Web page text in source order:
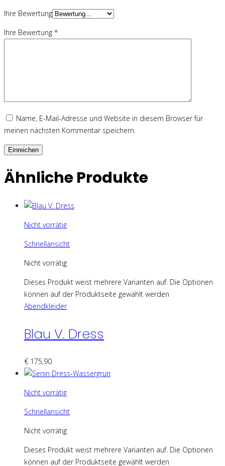
Ihre Bewertung
Ihre Bewertung *
Name, E-Mail-Adresse und Website in diesem Browser für
meinen nächsten Kommentar speichern.
Ähnliche Produkte
Nicht vorrätig
Schnellansicht
Nicht vorrätig
Dieses Produkt weist mehrere Varianten auf. Die Optionen
können auf der Produktseite gewählt werden
Abendkleider
Blau V. Dress
€ 175,90
Nicht vorrätig
Schnellansicht
Nicht vorrätig
Dieses Produkt weist mehrere Varianten auf. Die Optionen
können auf der Produktseite gewählt werden